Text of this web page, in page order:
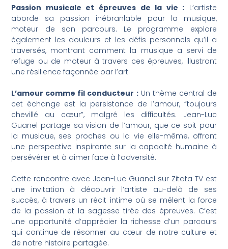
Passion musicale et épreuves de la vie : L’artiste
aborde sa passion inébranlable pour la musique,
moteur de son parcours. Le programme explore
également les douleurs et les défis personnels qu’il a
traversés, montrant comment la musique a servi de
refuge ou de moteur à travers ces épreuves, illustrant
une résilience façonnée par l’art.
L’amour comme fil conducteur :Un thème central de
cet échange est la persistance de l’amour, “toujours
chevillé au cœur”, malgré les difficultés. Jean-Luc
Guanel partage sa vision de l’amour, que ce soit pour
la musique, ses proches ou la vie elle-même, offrant
une perspective inspirante sur la capacité humaine à
persévérer et à aimer face à l’adversité.
Cette rencontre avec Jean-Luc Guanel sur Zitata TV est
une invitation à découvrir l’artiste au-delà de ses
succès, à travers un récit intime où se mêlent la force
de la passion et la sagesse tirée des épreuves. C’est
une opportunité d’apprécier la richesse d’un parcours
qui continue de résonner au cœur de notre culture et
de notre histoire partagée.